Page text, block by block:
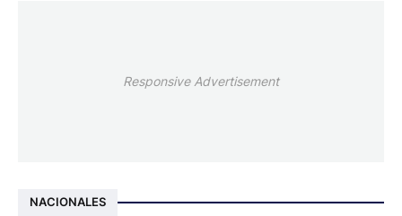
Responsive Advertisement
NACIONALES